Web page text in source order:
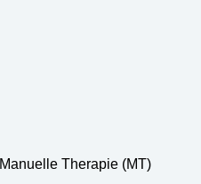
Manuelle Therapie (MT)